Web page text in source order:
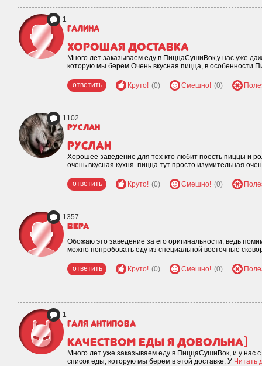
1
Галина
Хорошая доставка
Много лет заказываем еду в ПиццаСушиВок,у нас уже
которую мы берем.Очень вкусная пицца, в особенности
ответить Круто! (0) Смешно! (0)
1102
Руслан
Руслан
Хорошее заведение для тех кто любит поесть пиццы и
очень вкусная кухня. пицца тут просто изумительная
ответить Круто! (0) Смешно! (0)
1357
Вера
Обожаю это заведение за его оригинальности, ведь
можно попробовать еду из специальной восточные
ответить Круто! (0) Смешно! (0)
1
Галя Антипова
Качеством еды я довольна)
Много лет уже заказываем еду в ПиццаСушиВок, и у
список еды, которую мы берем в этой доставке. У Читать